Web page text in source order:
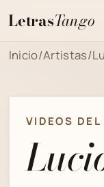
LetrasTango
Inicio/Artistas/
VIDEOS